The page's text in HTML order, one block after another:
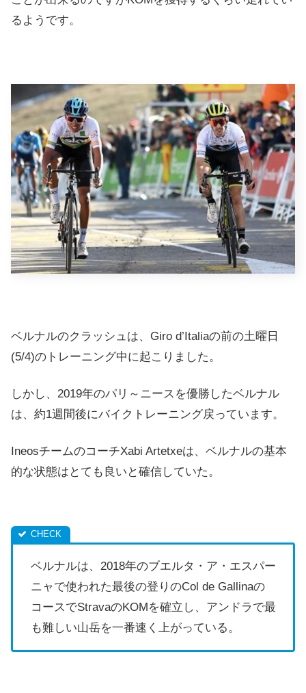
るようです。
ベルナルのクラッシュは、Giro d’Italiaの前の土曜日
(5/4)のトレーニング中に起こりました。
しかし、2019年のパリ～ニースを優勝したベルナル
は、約1週間後にバイクトレーニング戻っています。
IneosチームのコーチXabi Artetxeは、ベルナルの基本
的な状態はとても良いと確信していた。
ベルナルは、2018年のブエルタ・ア・エスパー
ニャで使われた最後の登りのCol de Gallinaの
コースでStravaのKOMを確立し、アンドラで最
も難しい山岳を一番速く上がっている。